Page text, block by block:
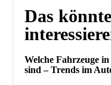
Das
Welche Fahrzeuge
sind – Trends im